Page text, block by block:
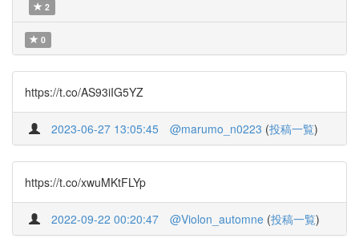
2
0
https://t.co/AS93iIG5YZ
2023-06-27 13:05:45 @marumo_n0223 (投稿一覧)
https://t.co/xwuMKtFLYp
2022-09-22 00:20:47 @Violon_automne (投稿一覧)